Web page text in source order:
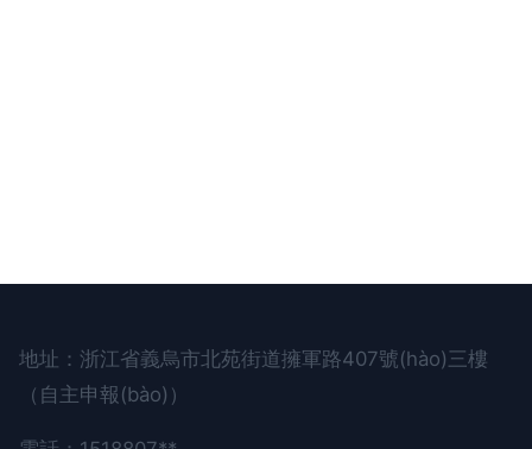
地址：浙江省義烏市北苑街道擁軍路407號(hào)三樓
（自主申報(bào)）